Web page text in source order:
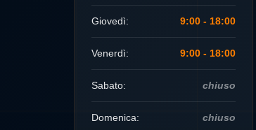
Giovedì: 9:00 - 18:00
Venerdì: 9:00 - 18:00
Sabato: chiuso
Domenica: chiuso